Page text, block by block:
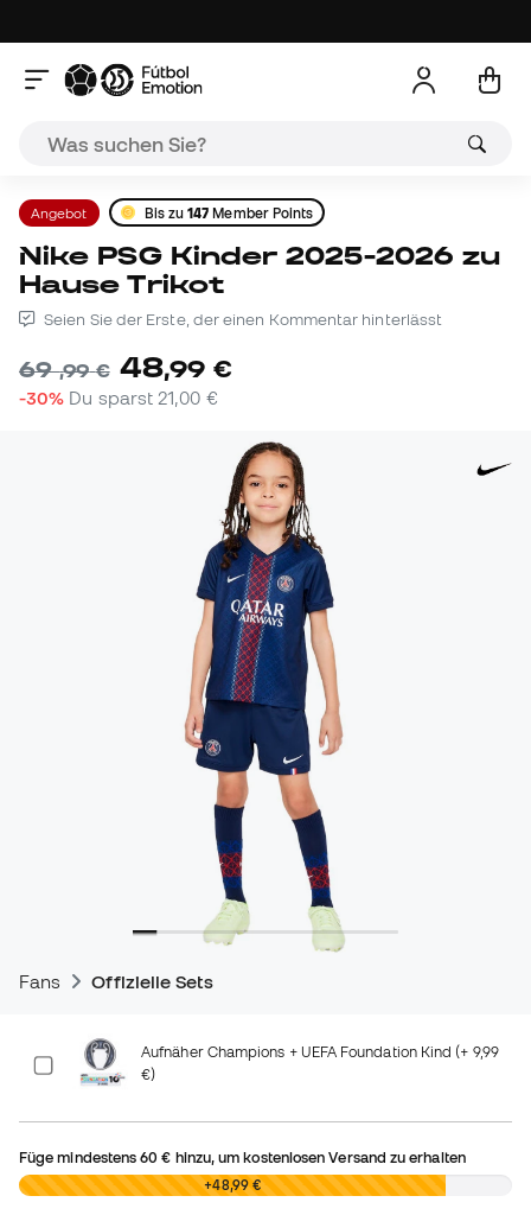
Angebot Bis zu147 Member Points
Nike PSG Kinder 2025-2026 zu
Hause Trikot
Seien Sie der Erste, der einen Kommentar hinterlässt
69,99 € 48,99 €
-30% Du sparst 21,00 €
Fans Offizielle Sets
Aufnäher Champions + UEFA Foundation Kind (+ 9,99
€)
Füge mindestens60 € hinzu, um kostenlosen Versand zu erhalten
0,00 € +48,99 €